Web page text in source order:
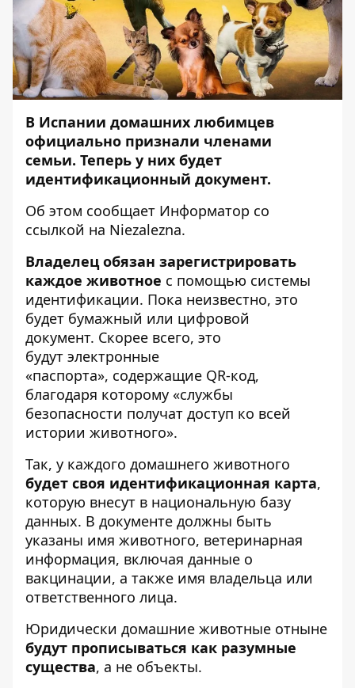
В Испании домашних любимцев
официально признали членами
семьи. Теперь у них будет
идентификационный документ.
Об этом сообщает Информатор со
ссылкой на Niezalezna.
Владелец обязан зарегистрировать
каждое животное с помощью системы
идентификации. Пока неизвестно, это
будет бумажный или цифровой
документ. Скорее всего, это
будут электронные
«паспорта», содержащие QR-код,
благодаря которому «службы
безопасности получат доступ ко всей
истории животного».
Так, у каждого домашнего животного
будет своя идентификационная карта,
которую внесут в национальную базу
данных. В документе должны быть
указаны имя животного, ветеринарная
информация, включая данные о
вакцинации, а также имя владельца или
ответственного лица.
Юридически домашние животные отныне
будут прописываться как разумные
существа, а не объекты.